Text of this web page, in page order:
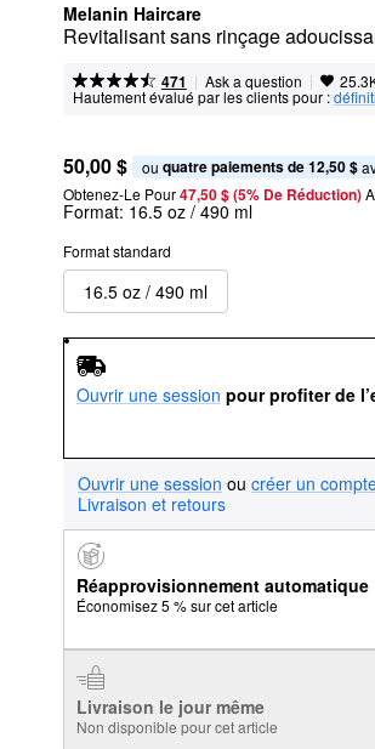
Melanin Haircare
Revitalisant sans rinçage
471 | Ask a question |
Hautement évalué par les clients pour :
50,00 $ ou quatre paiements de 12,50 $
Obtenez-Le Pour47,50 $ (5% De Réduction)
Format: 16.5 oz / 490 ml
Format standard
16.5 oz / 490 ml
Ouvrir une session pour profiter de
Ouvrir une session ou créer un
Livraison et retours
Réapprovisionnement automatique
Économisez 5 % sur cet article
Livraison le jour même
Non disponible pour cet article